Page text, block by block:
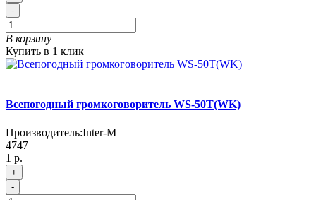
-
В корзину
Купить в 1 клик
Всепогодный громкоговоритель WS-50T(WK)
Производитель:Inter-M
4747
1 р.
+
-